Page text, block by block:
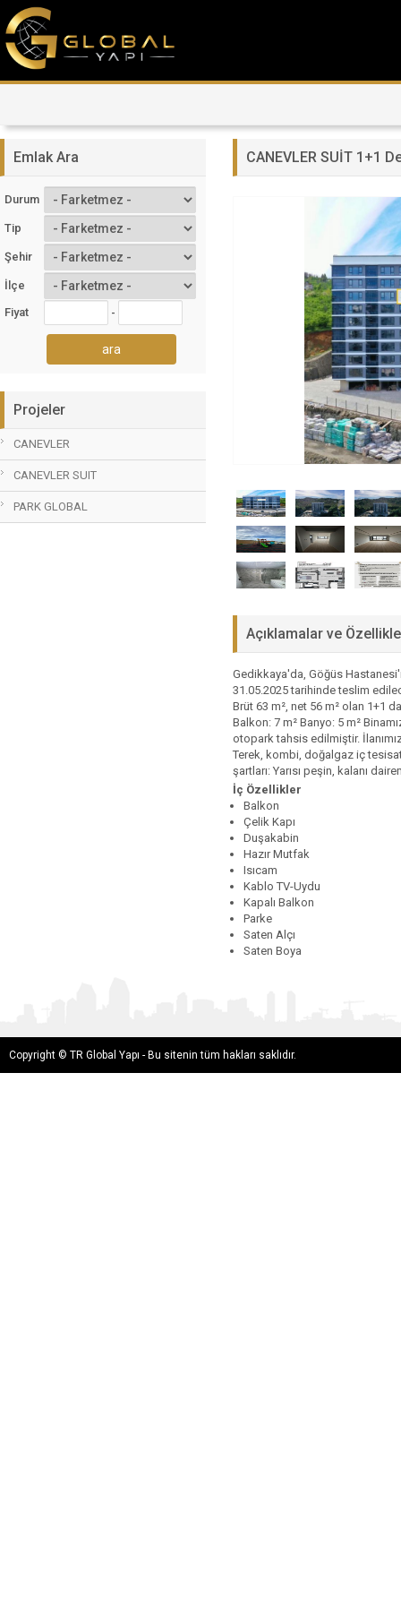
Emlak Ara
Durum
Tip
Şehir
İlçe
Fiyat
-
Projeler
CANEVLER
CANEVLER SUIT
PARK GLOBAL
CANEVLER SUİT 1+1
Açıklamalar ve
Gedikkaya'da, Göğüs
31.05.2025 tarihinde teslim
Brüt 63 m², net 56 m² olan 1+1
Balkon: 7 m² Banyo: 5 m²
otopark tahsis edilmiştir.
Terek, kombi, doğalgaz iç
şartları: Yarısı peşin, kalanı
İç Özellikler
Balkon
Çelik Kapı
Duşakabin
Hazır Mutfak
Isıcam
Kablo TV-Uydu
Kapalı Balkon
Parke
Saten Alçı
Saten Boya
Copyright © TR Global Yapı - Bu sitenin tüm hakları saklıdır.